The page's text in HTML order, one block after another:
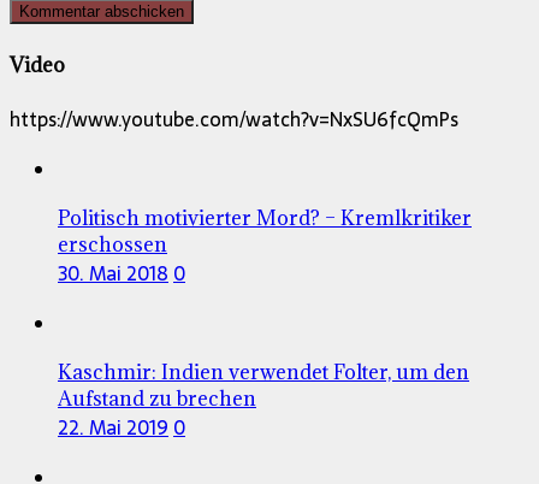
Video
https://www.youtube.com/watch?v=NxSU6fcQmPs
Politisch motivierter Mord? – Kremlkritiker
erschossen
30. Mai 2018 0
Kaschmir: Indien verwendet Folter, um den
Aufstand zu brechen
22. Mai 2019 0